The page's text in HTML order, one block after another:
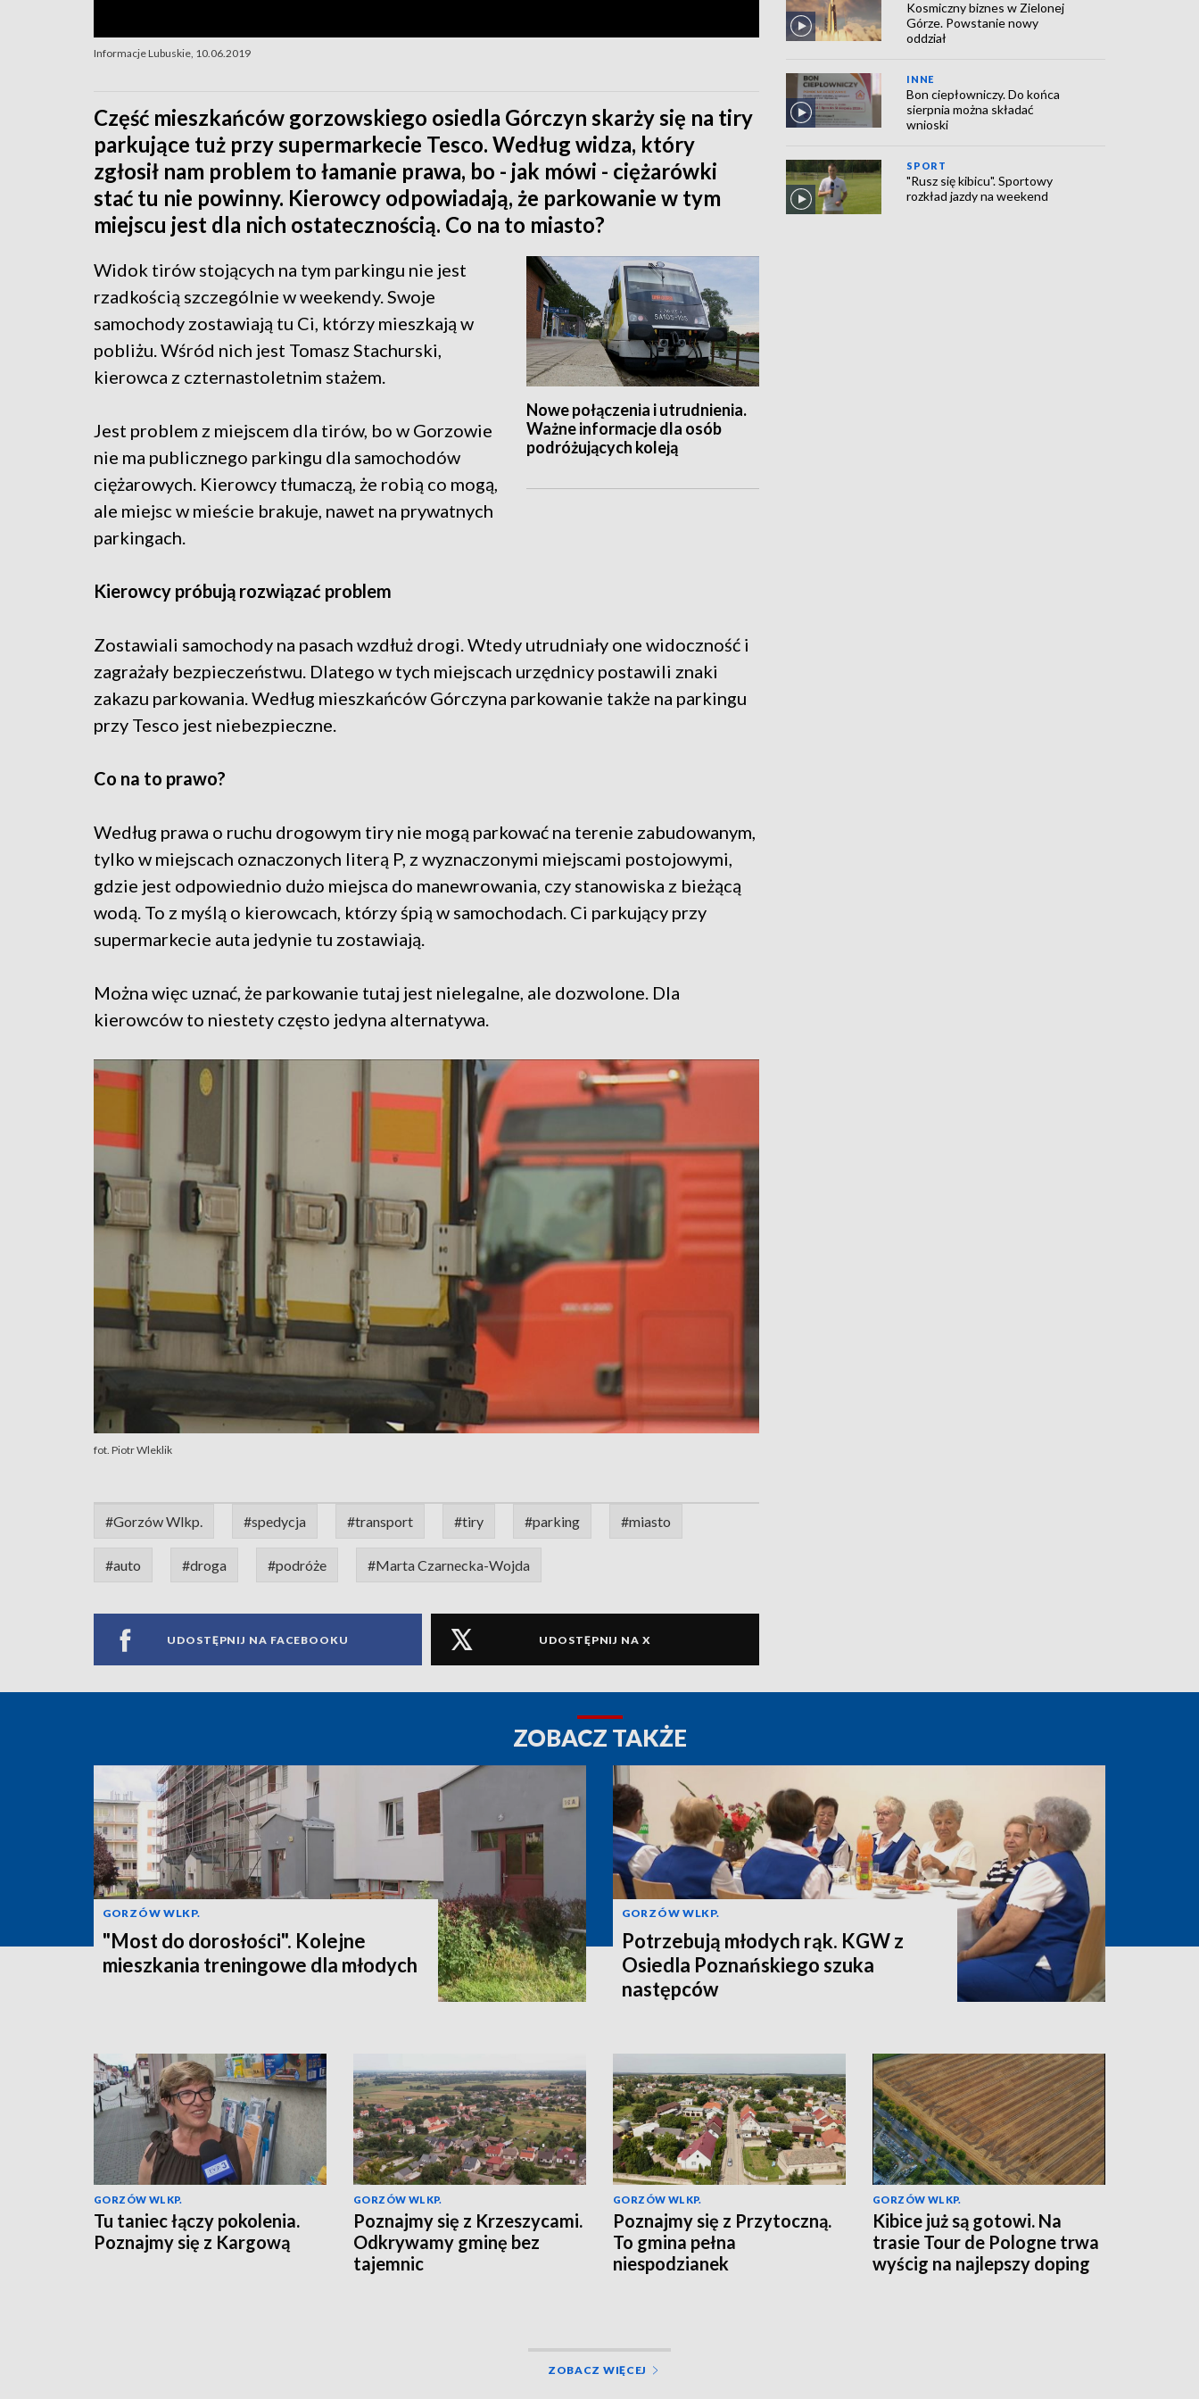
Informacje Lubuskie, 10.06.2019
Część mieszkańców gorzowskiego osiedla Górczyn skarży się na tiry
parkujące tuż przy supermarkecie Tesco. Według widza, który
zgłosił nam problem to łamanie prawa, bo - jak mówi - ciężarówki
stać tu nie powinny. Kierowcy odpowiadają, że parkowanie w tym
miejscu jest dla nich ostatecznością. Co na to miasto?
Nowe połączenia i utrudnienia.
Ważne informacje dla osób
podróżujących koleją
Widok tirów stojących na tym parkingu nie jest
rzadkością szczególnie w weekendy. Swoje
samochody zostawiają tu Ci, którzy mieszkają w
pobliżu. Wśród nich jest Tomasz Stachurski,
kierowca z czternastoletnim stażem.
Jest problem z miejscem dla tirów, bo w Gorzowie
nie ma publicznego parkingu dla samochodów
ciężarowych. Kierowcy tłumaczą, że robią co mogą,
ale miejsc w mieście brakuje, nawet na prywatnych
parkingach.
Kierowcy próbują rozwiązać problem
Zostawiali samochody na pasach wzdłuż drogi. Wtedy utrudniały one widoczność i
zagrażały bezpieczeństwu. Dlatego w tych miejscach urzędnicy postawili znaki
zakazu parkowania. Według mieszkańców Górczyna parkowanie także na parkingu
przy Tesco jest niebezpieczne.
Co na to prawo?
Według prawa o ruchu drogowym tiry nie mogą parkować na terenie zabudowanym,
tylko w miejscach oznaczonych literą P, z wyznaczonymi miejscami postojowymi,
gdzie jest odpowiednio dużo miejsca do manewrowania, czy stanowiska z bieżącą
wodą. To z myślą o kierowcach, którzy śpią w samochodach. Ci parkujący przy
supermarkecie auta jedynie tu zostawiają.
Można więc uznać, że parkowanie tutaj jest nielegalne, ale dozwolone. Dla
kierowców to niestety często jedyna alternatywa.
fot. Piotr Wleklik
#Gorzów Wlkp. #spedycja #transport #tiry #parking #miasto
#auto #droga #podróże #Marta Czarnecka-Wojda
UDOSTĘPNIJ NA FACEBOOKU UDOSTĘPNIJ NA X
Kosmiczny biznes w Zielonej
Górze. Powstanie nowy
oddział
INNE
Bon ciepłowniczy. Do końca
sierpnia można składać
wnioski
SPORT
"Rusz się kibicu". Sportowy
rozkład jazdy na weekend
ZOBACZ TAKŻE
GORZÓW WLKP.
"Most do dorosłości". Kolejne
mieszkania treningowe dla młodych
GORZÓW WLKP.
Potrzebują młodych rąk. KGW z
Osiedla Poznańskiego szuka
następców
GORZÓW WLKP.
Tu taniec łączy pokolenia.
Poznajmy się z Kargową
GORZÓW WLKP.
Poznajmy się z Krzeszycami.
Odkrywamy gminę bez
tajemnic
GORZÓW WLKP.
Poznajmy się z Przytoczną.
To gmina pełna
niespodzianek
GORZÓW WLKP.
Kibice już są gotowi. Na
trasie Tour de Pologne trwa
wyścig na najlepszy doping
ZOBACZ WIĘCEJ